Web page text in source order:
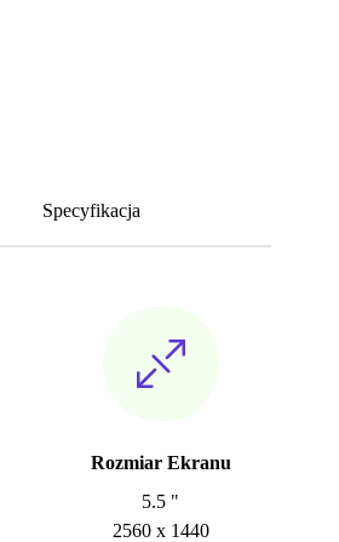
Specyfikacja
Rozmiar Ekranu
5.5 "
2560 x 1440